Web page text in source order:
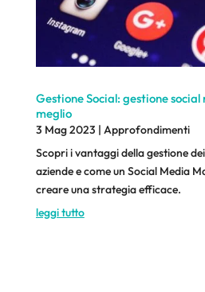
Gestione Social: gestione
meglio
3 Mag 2023 | Approfondimenti
Scopri i vantaggi della gestione
aziende e come un Social Media
creare una strategia efficace.
leggi tutto